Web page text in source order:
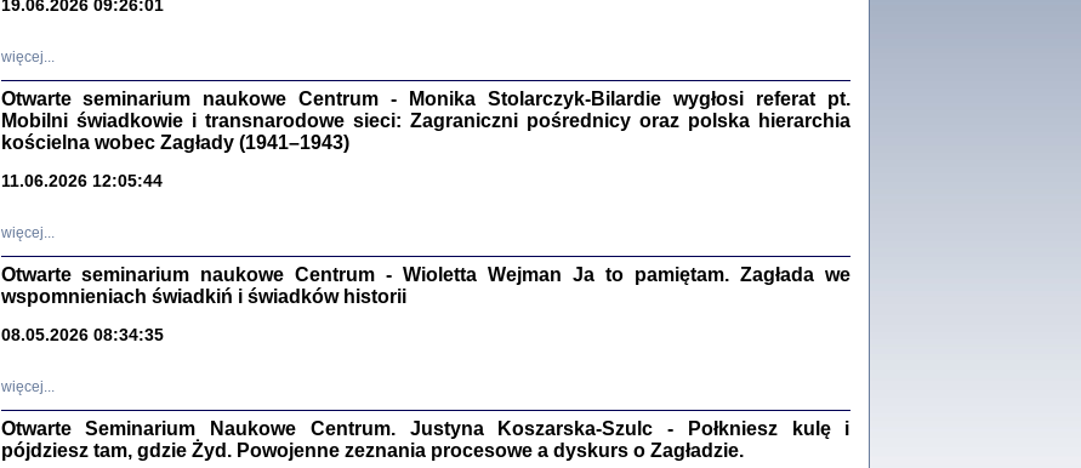
oprac. Aleksandra Bańkowska
Warszawa 2022
oprac. Aleksandra Bańkowska, wstęp Jacek Leociak
Warszawa 2021
19.06.2026 09:26:01
więcej...
Otwarte seminarium naukowe Centrum - Monika Stolarczyk-Bilardie wygłosi referat pt.
Mobilni świadkowie i transnarodowe sieci: Zagraniczni pośrednicy oraz polska hierarchia
kościelna wobec Zagłady (1941–1943)
11.06.2026 12:05:44
więcej...
Otwarte seminarium naukowe Centrum - Wioletta Wejman Ja to pamiętam. Zagłada we
wspomnieniach świadkiń i świadków historii
08.05.2026 08:34:35
więcej...
Otwarte Seminarium Naukowe Centrum. Justyna Koszarska-Szulc - Połkniesz kulę i
pójdziesz tam, gdzie Żyd. Powojenne zeznania procesowe a dyskurs o Zagładzie.